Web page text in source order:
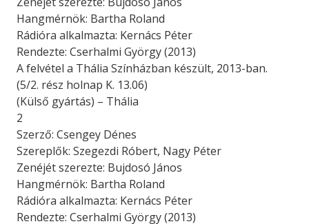
Hangmérnök: Bartha Roland
Rádióra alkalmazta: Kernács Péter
Rendezte: Cserhalmi György (2013)
A felvétel a Thália Színházban készült, 2013-ban.
(5/2. rész holnap K. 13.06)
(Külső gyártás) – Thália
2
Szerző: Csengey Dénes
Szereplők: Szegezdi Róbert, Nagy Péter
Zenéjét szerezte: Bujdosó János
Hangmérnök: Bartha Roland
Rádióra alkalmazta: Kernács Péter
Rendezte: Cserhalmi György (2013)